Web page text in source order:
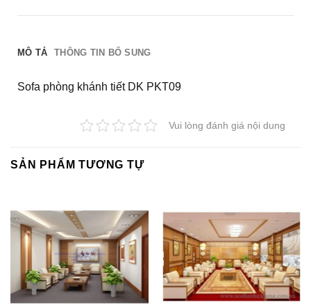
MÔ TẢ THÔNG TIN BỔ SUNG
Sofa phòng khánh tiết DK PKT09
Vui lòng đánh giá nội dung
SẢN PHẨM TƯƠNG TỰ